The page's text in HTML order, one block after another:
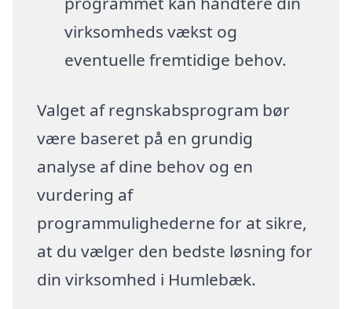
virksomheds vækst og
eventuelle fremtidige behov.
Valget af regnskabsprogram bør
være baseret på en grundig
analyse af dine behov og en
vurdering af
programmulighederne for at sikre,
at du vælger den bedste løsning for
din virksomhed i Humlebæk.